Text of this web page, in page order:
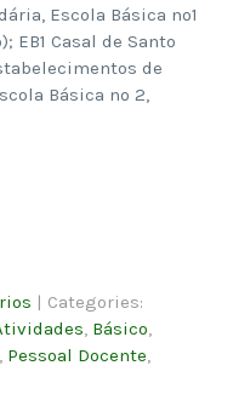
Escola Básica nº1
EB1 Casal de Santo
de
Básica nº 2,
| Categories:
Básico
Pessoal Docente